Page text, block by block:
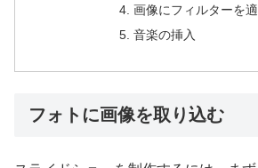
画像にフィルターを
音楽の挿入
フォトに画像を取り込む